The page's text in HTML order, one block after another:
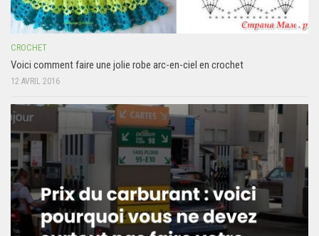
CROCHET
Voici comment faire une jolie robe arc-en-ciel en crochet
12 AVRIL 2016